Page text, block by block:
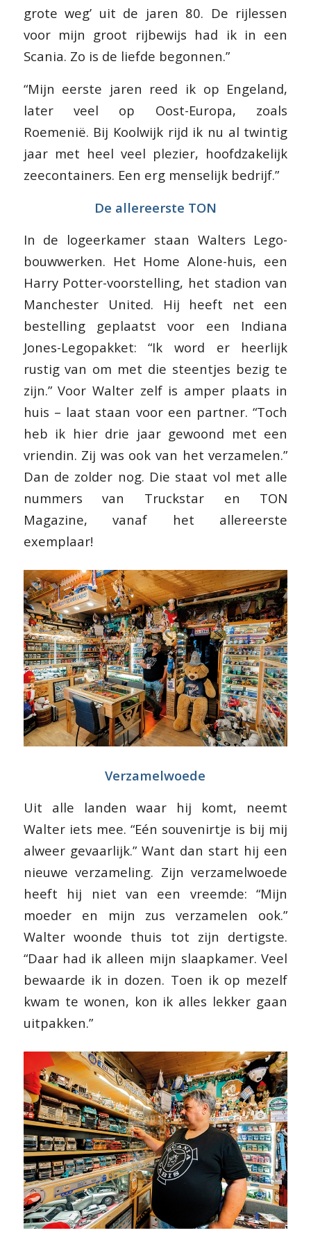
grote weg’ uit de jaren 80. De rijlessen
voor mijn groot rijbewijs had ik in een
Scania. Zo is de liefde begonnen.”
“Mijn eerste jaren reed ik op Engeland,
later veel op Oost-Europa, zoals
Roemenië. Bij Koolwijk rijd ik nu al twintig
jaar met heel veel plezier, hoofdzakelijk
zeecontainers. Een erg menselijk bedrijf.”
De allereerste TON
In de logeerkamer staan Walters Lego-
bouwwerken. Het Home Alone-huis, een
Harry Potter-voorstelling, het stadion van
Manchester United. Hij heeft net een
bestelling geplaatst voor een Indiana
Jones-Legopakket: “Ik word er heerlijk
rustig van om met die steentjes bezig te
zijn.” Voor Walter zelf is amper plaats in
huis – laat staan voor een partner. “Toch
heb ik hier drie jaar gewoond met een
vriendin. Zij was ook van het verzamelen.”
Dan de zolder nog. Die staat vol met alle
nummers van Truckstar en TON
Magazine, vanaf het allereerste
exemplaar!
Verzamelwoede
Uit alle landen waar hij komt, neemt
Walter iets mee. “Eén souvenirtje is bij mij
alweer gevaarlijk.” Want dan start hij een
nieuwe verzameling. Zijn verzamelwoede
heeft hij niet van een vreemde: “Mijn
moeder en mijn zus verzamelen ook.”
Walter woonde thuis tot zijn dertigste.
“Daar had ik alleen mijn slaapkamer. Veel
bewaarde ik in dozen. Toen ik op mezelf
kwam te wonen, kon ik alles lekker gaan
uitpakken.”